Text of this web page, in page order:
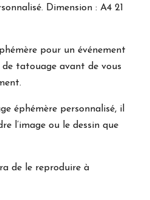
Dimension : A4 21
pour un événement
tatouage avant de vous
éphémère personnalisé, il
l’image ou le dessin que
de le reproduire à